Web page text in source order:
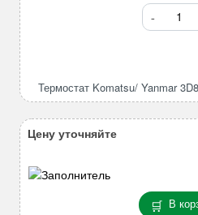
Количество
товара
3D84/
Термостат Komatsu/ Yanmar
В
Цену уточняйте